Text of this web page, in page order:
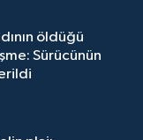
öldüğü
Sürücünün